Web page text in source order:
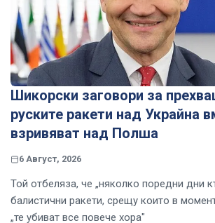
Шикорски заговори за
руските ракети над Украйна
взривяват над Полша
6 Август, 2026
Той отбеляза, че „няколко поредни дни
балистични ракети, срещу които в
„те убиват все повече хора"